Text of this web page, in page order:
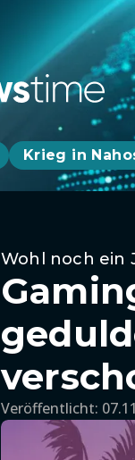
Krieg in
Wohl noch ein
Veröffentlicht: